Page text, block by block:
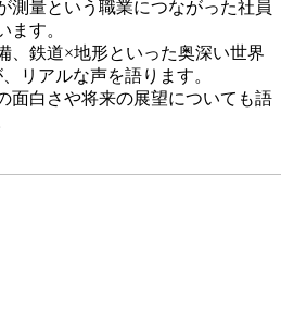
測量という職業につながった社員
ます。
、鉄道×地形といった奥深い世界
、リアルな声を語ります。
面白さや将来の展望についても語